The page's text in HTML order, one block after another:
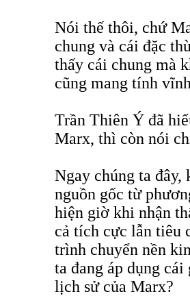
Nói thế thôi, chứ
chung và cái đặc
thấy cái chung mà
cũng mang tính
Trần Thiên Ý đã
Marx, thì còn nói
Ngay chúng ta
nguồn gốc từ
hiện giờ khi nhận
cả tích cực lẫn tiêu
trình chuyển nền
ta đang áp dụng
lịch sử của Marx?